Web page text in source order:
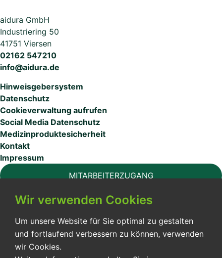
aidura GmbH
Industriering 50
41751 Viersen
02162 547210
info@aidura.de
Hinweisgebersystem
Datenschutz
Cookieverwaltung aufrufen
Social Media Datenschutz
Medizinproduktesicherheit
Kontakt
Impressum
MITARBEITERZUGANG
Die Aidura GmbH bietet Ihren Patienten eine hochwertige
Pflegeversorgung in der außerklinischen Intensivpflege und
Wir verwenden Cookies
Um unsere Website für Sie optimal zu gestalten
und fortlaufend verbessern zu können, verwenden
wir Cookies.